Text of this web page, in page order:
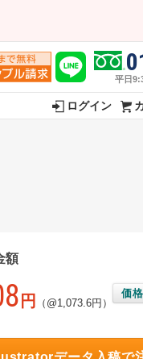
平日
ログイン
額
円 （@1,073.6円）
価